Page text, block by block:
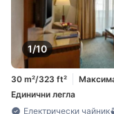
1/10
30 m²/323 ft²
Единични легла
Електрически чайник